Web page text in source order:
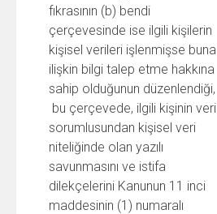
fıkrasının (b) bendi
çerçevesinde ise ilgili kişilerin
kişisel verileri işlenmişse buna
ilişkin bilgi talep etme hakkına
sahip olduğunun düzenlendiği,
bu çerçevede, ilgili kişinin veri
sorumlusundan kişisel veri
niteliğinde olan yazılı
savunmasını ve istifa
dilekçelerini Kanunun 11 inci
maddesinin (1) numaralı